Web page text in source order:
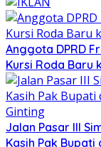
Anggota DPRD
Kursi Roda Baru
Jalan Pasar III
Kasih Pak Bupati